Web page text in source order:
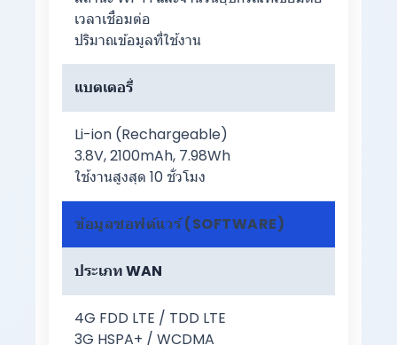
เวลาเชื่อมต่อ
ปริมาณข้อมูลที่ใช้งาน
แบตเตอรี่
Li-ion (Rechargeable)
3.8V, 2100mAh, 7.98Wh
ใช้งานสูงสุด 10 ชั่วโมง
ข้อมูลซอฟต์แวร์ (SOFTWARE)
ประเภท WAN
4G FDD LTE / TDD LTE
3G HSPA+ / WCDMA